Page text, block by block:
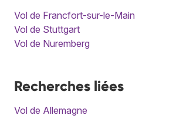
Vol de Francfort-sur-le-Main
Vol de Stuttgart
Vol de Nuremberg
Recherches liées
Vol de Allemagne